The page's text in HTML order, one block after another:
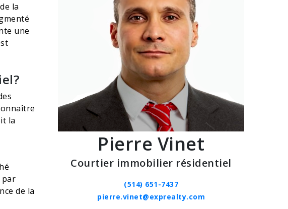
la
une
la
par
de la
Pierre Vinet
Courtier immobilier résidentiel
(514) 651-7437
pierre.vinet@exprealty.com